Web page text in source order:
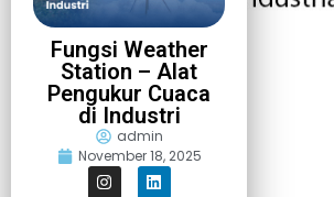
Fungsi Weather
Station – Alat
Pengukur Cuaca
di Industri
admin
November 18, 2025